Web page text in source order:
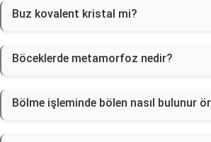
Buz kovalent kristal mi?
Böceklerde metamorfoz nedir?
Bölme işleminde bölen nasıl bulunur